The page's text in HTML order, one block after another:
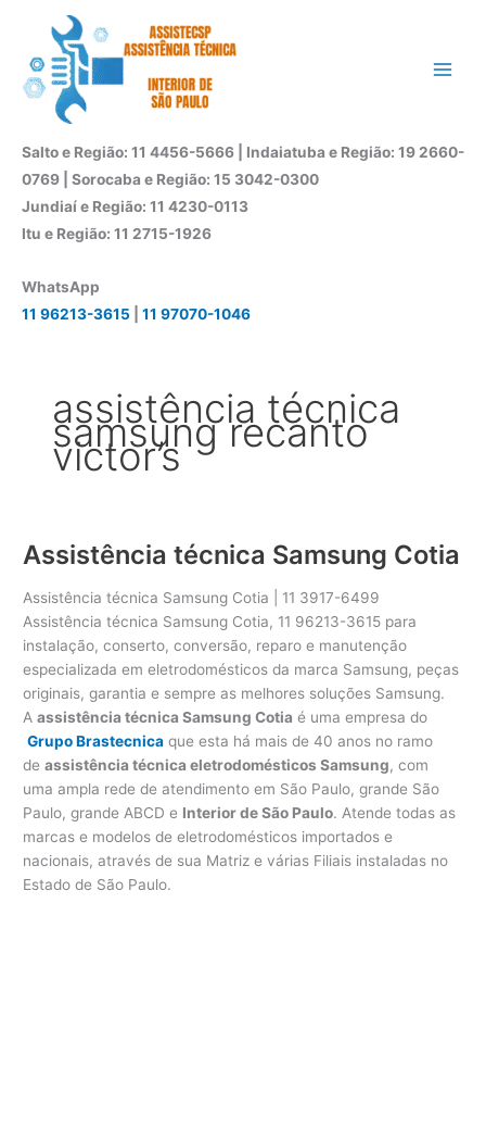
conteúdo
Salto e Região: 11 4456-5666 | Indaiatuba e Região: 19 2660-
0769 | Sorocaba e Região: 15 3042-0300
Jundiaí e Região: 11 4230-0113
Itu e Região: 11 2715-1926
WhatsApp
11 96213-3615
11 97070-1046
assistência técnica
samsung recanto
victor’s
Assistência técnica Samsung Cotia
Assistência técnica Samsung Cotia | 11 3917-6499
Assistência técnica Samsung Cotia, 11 96213-3615 para
instalação, conserto, conversão, reparo e manutenção
especializada em eletrodomésticos da marca Samsung, peças
originais, garantia e sempre as melhores soluções Samsung.
Aassistência técnica Samsung Cotia é uma empresa do
Grupo Brastecnica que esta há mais de 40 anos no ramo
deassistência técnica eletrodomésticos Samsung, com
uma ampla rede de atendimento em São Paulo, grande São
Paulo, grande ABCD e Interior de São Paulo. Atende todas as
marcas e modelos de eletrodomésticos importados e
nacionais, através de sua Matriz e várias Filiais instaladas no
Estado de São Paulo.